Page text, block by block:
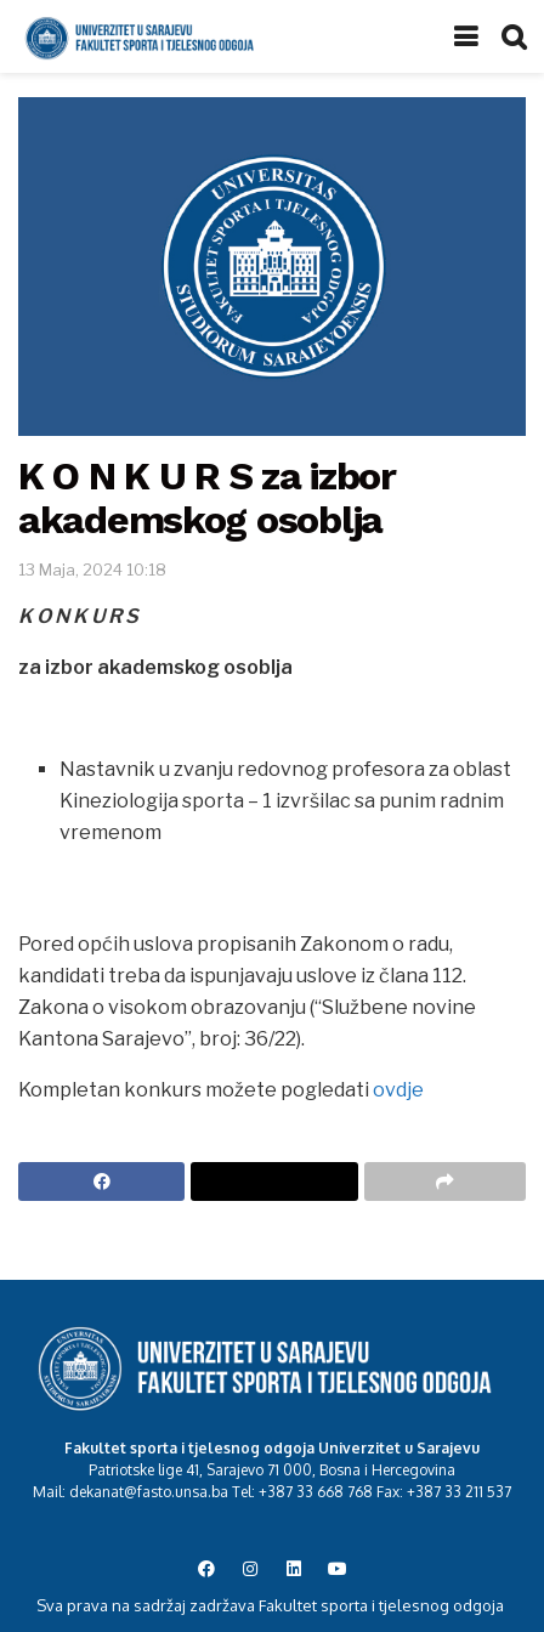
K O N K U R S za izbor
akademskog osoblja
13 Maja, 2024 10:18
K O N K U R S
za izbor akademskog osoblja
Nastavnik u zvanju redovnog profesora za oblast
Kineziologija sporta – 1 izvršilac sa punim radnim
vremenom
Pored općih uslova propisanih Zakonom o radu,
kandidati treba da ispunjavaju uslove iz člana 112.
Zakona o visokom obrazovanju (“Službene novine
Kantona Sarajevo”, broj: 36/22).
Kompletan konkurs možete pogledati ovdje
Fakultet sporta i tjelesnog odgoja Univerzitet u Sarajevu
Patriotske lige 41, Sarajevo 71 000, Bosna i Hercegovina
Mail: dekanat@fasto.unsa.ba Tel: +387 33 668 768 Fax: +387 33 211 537
Sva prava na sadržaj zadržava Fakultet sporta i tjelesnog odgoja